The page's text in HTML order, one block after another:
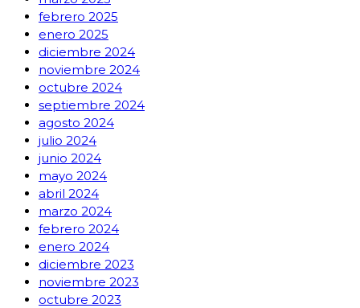
febrero 2025
enero 2025
diciembre 2024
noviembre 2024
octubre 2024
septiembre 2024
agosto 2024
julio 2024
junio 2024
mayo 2024
abril 2024
marzo 2024
febrero 2024
enero 2024
diciembre 2023
noviembre 2023
octubre 2023